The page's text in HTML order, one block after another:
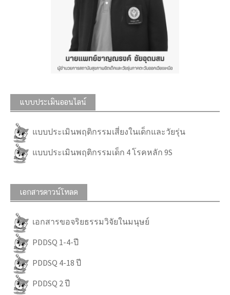
แบบประเมินออนไลน์
แบบประเมินพฤติกรรมเสี่ยงในเด็กและวัยรุ่น
แบบประเมินพฤติกรรมเด็ก 4 โรคหลัก 9S
เอกสารดาวน์โหลด
เอกสารขอจริยธรรมวิจัยในมนุษย์
PDDSQ 1-4-ปี
PDDSQ 4-18 ปี
PDDSQ 2 ปี